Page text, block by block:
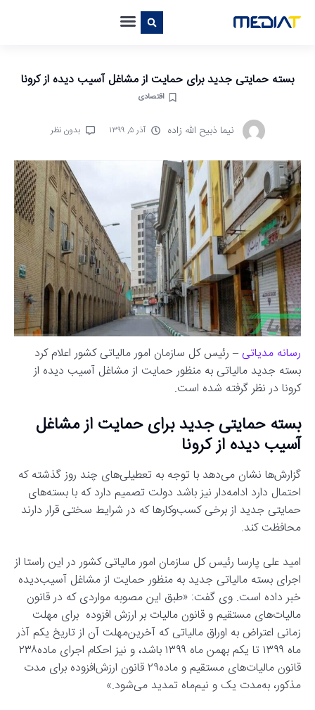
بسته حمایتی جدید برای حمایت از مشاغل آسیب دیده از کرونا
اقتصادی
نیما ذبیح الله زاده آذر ۵, ۱۳۹۹ بدون نظر
رسانه مدیاتی – رئیس ‌کل سازمان امور مالیاتی کشور اعلام کرد
بسته جدید مالیاتی به منظور حمایت از مشاغل آسیب دیده از
کرونا در نظر گرفته شده است.
بسته حمایتی جدید برای حمایت از مشاغل
آسیب دیده از کرونا
گزارش‌ها نشان می‌دهد با توجه به تعطیلی‌های چند روز گذشته که
احتمال دارد ادامه‌دار نیز باشد دولت تصمیم‌ دارد که با بسته‌های
حمایتی جدید از برخی کسب‌وکارها که در شرایط سختی قرار دارند
محافظت کند.
امید علی پارسا رئیس ‌کل سازمان امور مالیاتی کشور در این راستا از
اجرای بسته مالیاتی جدید به منظور حمایت از مشاغل آسیب‌دیده
خبر داده است. وی گفت: «طبق این مصوبه مواردی که در قانون
مالیات‌های مستقیم و قانون مالیات بر ارزش افزوده برای مهلت
زمانی اعتراض به اوراق مالیاتی که آخرین‌مهلت آن از تاریخ یکم آذر
ماه ۱۳۹۹ تا یکم بهمن ‌ماه ۱۳۹۹ باشد، و نیز احکام اجرای ماده۲۳۸
قانون مالیات‌های مستقیم و ماده۲۹ قانون ارزش‌افزوده برای مدت
مذکور، به‌مدت یک و نیم‌ماه تمدید می‌شود.»